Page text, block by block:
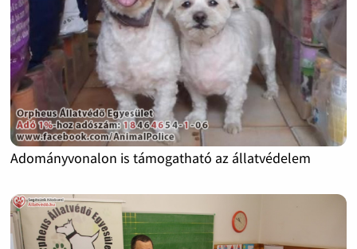
Adományvonalon is támogatható az állatvédelem